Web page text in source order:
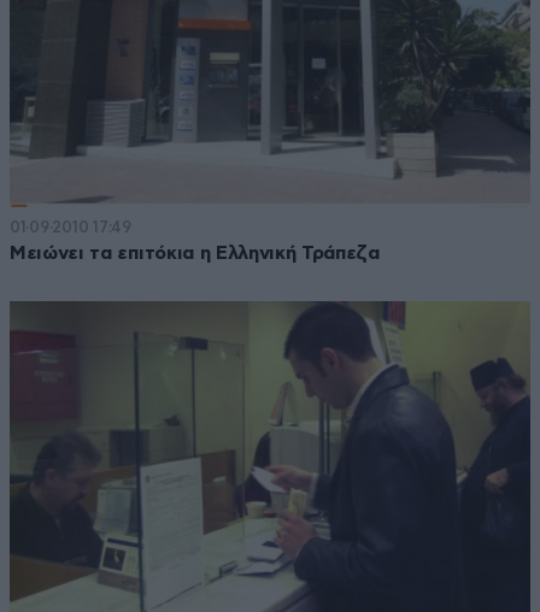
01·09·2010 17:49
Μειώνει τα επιτόκια η Ελληνική Τράπεζα